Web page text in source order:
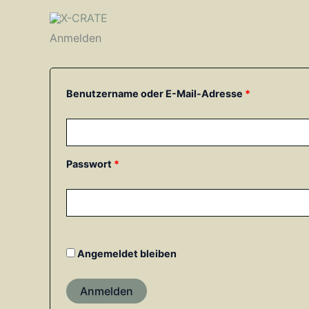
Anmelden
Benutzername oder E-Mail-Adresse *
Passwort *
Angemeldet bleiben
Anmelden